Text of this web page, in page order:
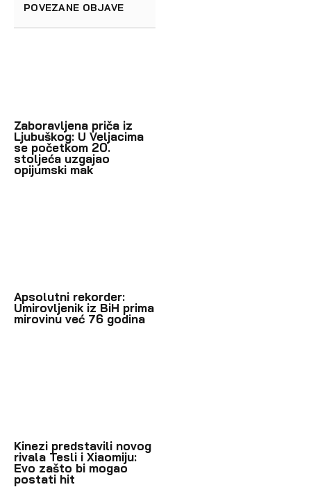
POVEZANE OBJAVE
Zaboravljena priča iz
Ljubuškog: U Veljacima
se početkom 20.
stoljeća uzgajao
opijumski mak
Apsolutni rekorder:
Umirovljenik iz BiH prima
mirovinu već 76 godina
Kinezi predstavili novog
rivala Tesli i Xiaomiju:
Evo zašto bi mogao
postati hit